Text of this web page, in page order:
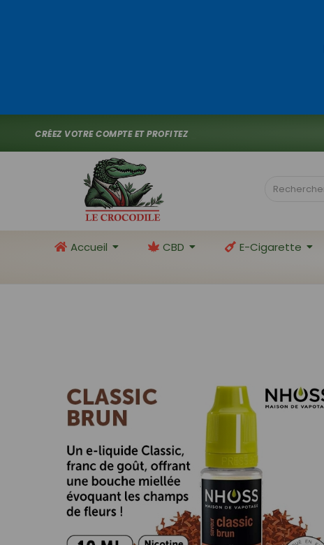
CRÉEZ VOTRE COMPTE ET PROFITEZ
Accueil CBD E-Cigarette